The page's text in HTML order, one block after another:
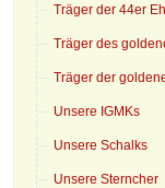
Träger der 44er
Träger des
Träger der
Unsere IGMKs
Unsere Schalks
Unsere Sterncher